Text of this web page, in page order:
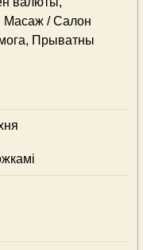
Масаж / Салон
Прыватны